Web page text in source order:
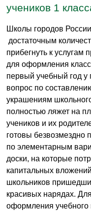
учеников 1
Школы городов
достаточным
прибегнуть к услугам
для оформления
первый учебный год у
вопрос по
украшениям
полностью ляжет на
учеников и их
готовы безвозмездно
по элементарным
доски, на которые
капитальных
школьников
красивых нарядах.
оформления учебного